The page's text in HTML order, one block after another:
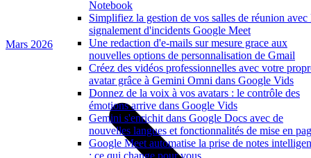
Notebook
Simplifiez la gestion de vos salles de réunion avec
signalement d'incidents Google Meet
Une redaction d'e-mails sur mesure grace aux
nouvelles options de personnalisation de Gmail
Créez des vidéos professionnelles avec votre
avatar grâce à Gemini Omni dans Google Vids
Donnez de la voix à vos avatars : le contrôle des
émotions arrive dans Google Vids
Gemini s'enrichit dans Google Docs avec de
nouvelles langues et fonctionnalités de mise en
Google Meet automatise la prise de notes
: ce qui change pour vous
Mars 2026